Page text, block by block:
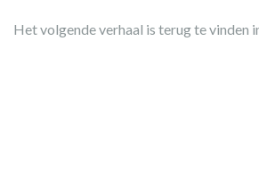
Het volgende verhaal is terug te vinden